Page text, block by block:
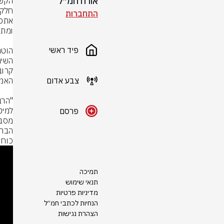
התחברות
פיד ראשי
צבע אדום
פרסם
תמיכה
תנאי שימוש
מדיניות פרטיות
הנחיות לכתבי חמ״ל
הצהרת נגישות